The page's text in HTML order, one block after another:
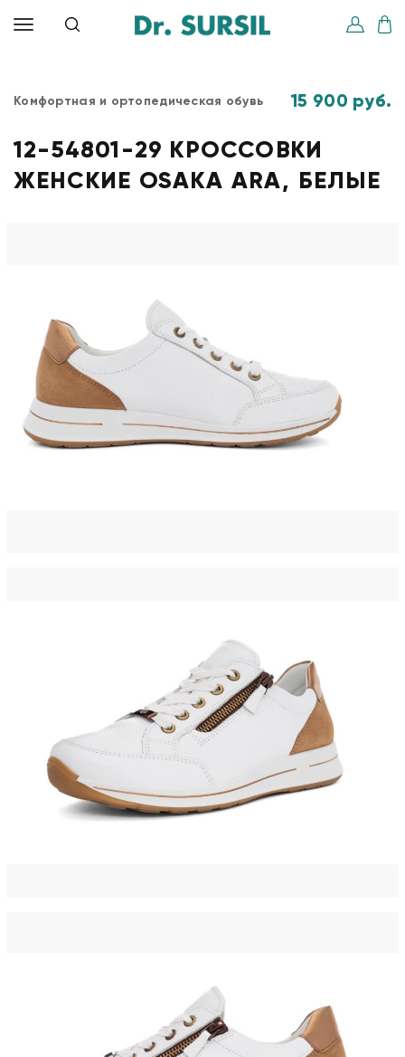
Комфортная и ортопедическая обувь 15 900 руб.
12-54801-29 КРОССОВКИ
ЖЕНСКИЕ OSAKA ARA, БЕЛЫЕ